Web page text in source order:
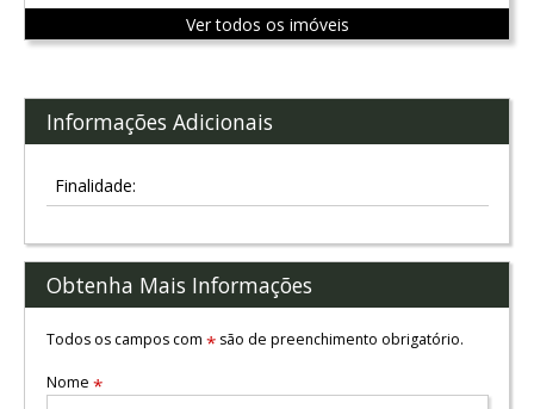
Ver todos os imóveis
Informações Adicionais
Finalidade:
Obtenha Mais Informações
Todos os campos com *são de preenchimento obrigatório.
Nome *